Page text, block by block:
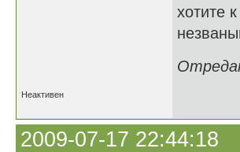
хотите
Неактивен
2009-07-17 22:44:18